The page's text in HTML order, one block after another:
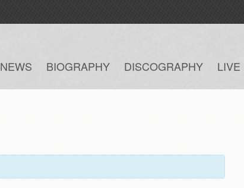
NEWS BIOGRAPHY DISCOGRAPHY LIVE